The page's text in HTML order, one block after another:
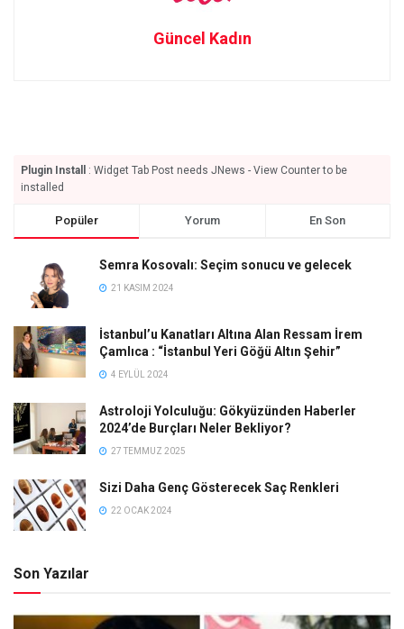
Güncel Kadın
Plugin Install
: Widget Tab Post needs JNews - View Counter to be
installed
Popüler Yorum En Son
Semra Kosovalı: Seçim sonucu ve gelecek
21 KASIM 2024
İstanbul’u Kanatları Altına Alan Ressam İrem
Çamlıca : “İstanbul Yeri Göğü Altın Şehir”
4 EYLÜL 2024
Astroloji Yolculuğu: Gökyüzünden Haberler
2024’de Burçları Neler Bekliyor?
27 TEMMUZ 2025
Sizi Daha Genç Gösterecek Saç Renkleri
22 OCAK 2024
Son Yazılar